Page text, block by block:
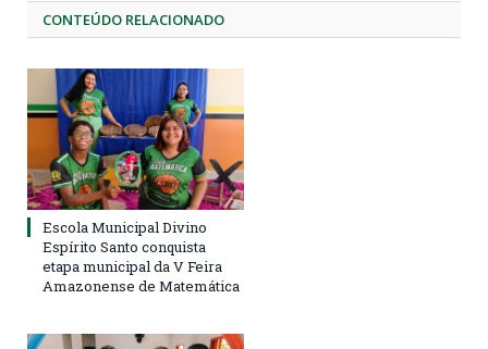
CONTEÚDO RELACIONADO
Escola Municipal Divino
Espírito Santo conquista
etapa municipal da V Feira
Amazonense de Matemática